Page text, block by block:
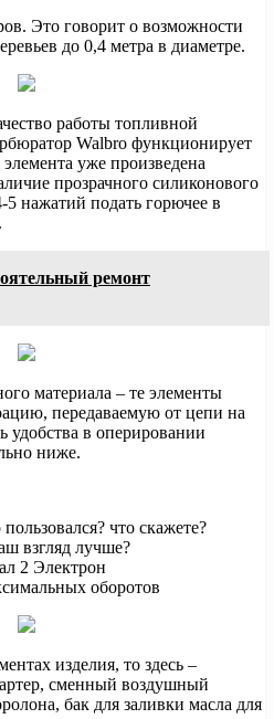
Это говорит о возможности
до 0,4 метра в диаметре.
работы топливной
Walbro функционирует
уже произведена
прозрачного силиконового
5 нажатий подать горючее в
ремонт
материала – те элементы
передаваемую от цепи на
удобства в оперировании
ниже.
что скажете?
взгляд лучше?
2 Электрон
оборотов
изделия, то здесь –
сменный воздушный
бак для заливки масла для